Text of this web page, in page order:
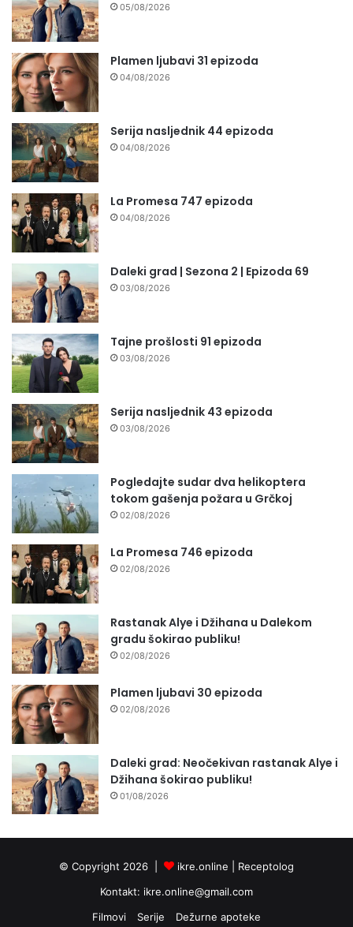
05/08/2026
Plamen ljubavi 31 epizoda
04/08/2026
Serija nasljednik 44 epizoda
04/08/2026
La Promesa 747 epizoda
04/08/2026
Daleki grad | Sezona 2 | Epizoda 69
03/08/2026
Tajne prošlosti 91 epizoda
03/08/2026
Serija nasljednik 43 epizoda
03/08/2026
Pogledajte sudar dva helikoptera
tokom gašenja požara u Grčkoj
02/08/2026
La Promesa 746 epizoda
02/08/2026
Rastanak Alye i Džihana u Dalekom
gradu šokirao publiku!
02/08/2026
Plamen ljubavi 30 epizoda
02/08/2026
Daleki grad: Neočekivan rastanak Alye i
Džihana šokirao publiku!
01/08/2026
© Copyright 2026 | ikre.online | Receptolog
Kontakt: ikre.online@gmail.com
Filmovi
Serije Dežurne apoteke